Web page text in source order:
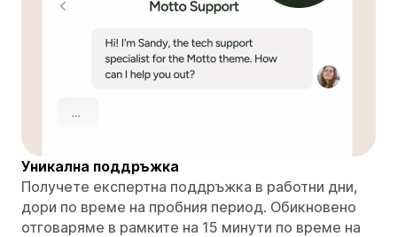
Уникална поддръжка
Получете експертна поддръжка в работни дни,
дори по време на пробния период. Обикновено
отговаряме в рамките на 15 минути по време на